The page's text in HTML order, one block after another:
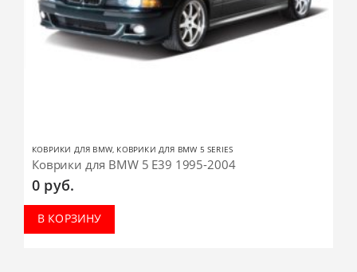
КОВРИКИ ДЛЯ BMW, КОВРИКИ ДЛЯ BMW 5 SERIES
Коврики для BMW 5 E39 1995-2004
0 руб.
В КОРЗИНУ